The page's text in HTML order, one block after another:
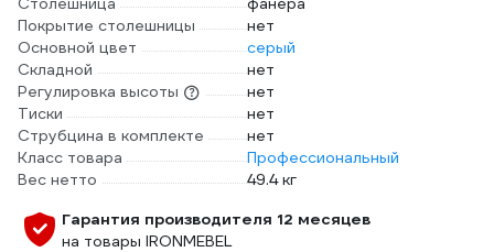
Покрытие столешницы
нет
Основной цвет
серый
Складной
нет
Регулировка высоты
нет
Тиски
нет
Струбцина в комплекте
нет
Класс товара
Профессиональный
Вес нетто
49.4 кг
Гарантия производителя 12 месяцев
на товары IRONMEBEL